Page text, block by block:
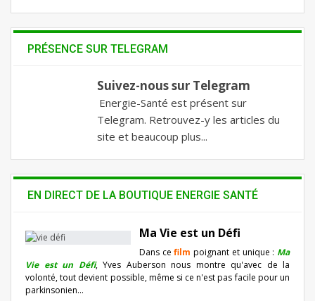
PRÉSENCE SUR TELEGRAM
Suivez-nous sur Telegram
Energie-Santé est présent sur
Telegram. Retrouvez-y les articles du
site et beaucoup plus...
EN DIRECT DE LA BOUTIQUE ENERGIE SANTÉ
Ma Vie est un Défi
Dans cefilm poignant et unique : Ma
Vie est un Défi, Yves Auberson nous montre qu'avec de la
volonté, tout devient possible, même si ce n'est pas facile pour un
parkinsonien…